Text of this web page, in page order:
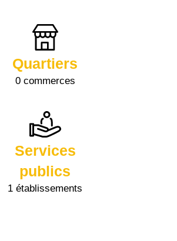
Quartiers
0 commerces
Services
publics
1 établissements